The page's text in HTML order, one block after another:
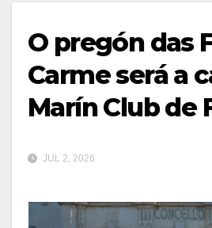
O pregón das
Carme será a
Marín Club de
JUL 2, 2026